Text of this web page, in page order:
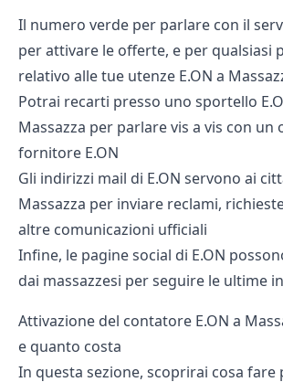
Il numero verde per parlare con il
per attivare le offerte, e per qualsiasi
relativo alle tue utenze E.ON a
Potrai recarti presso uno sportello
Massazza per parlare vis a vis con un
fornitore E.ON
Gli indirizzi mail di E.ON servono ai
Massazza per inviare reclami,
altre comunicazioni ufficiali
Infine, le pagine social di E.ON
dai massazzesi per seguire le ultime
Attivazione del contatore E.ON a
e quanto costa
In questa sezione, scoprirai cosa fare